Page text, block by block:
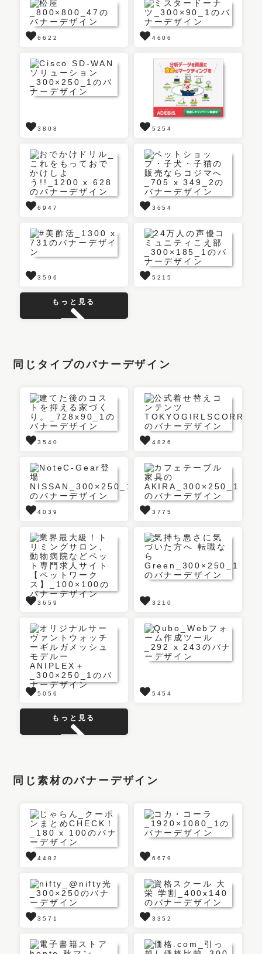
6622 4606
3808 5254
6947 3654
3596 5215
もっと見る
同じタイプのバナーデザイン
3540 4826
4039 3775
3659 3210
5056 5454
もっと見る
同じ素材のバナーデザイン
4482 6679
3571 3352